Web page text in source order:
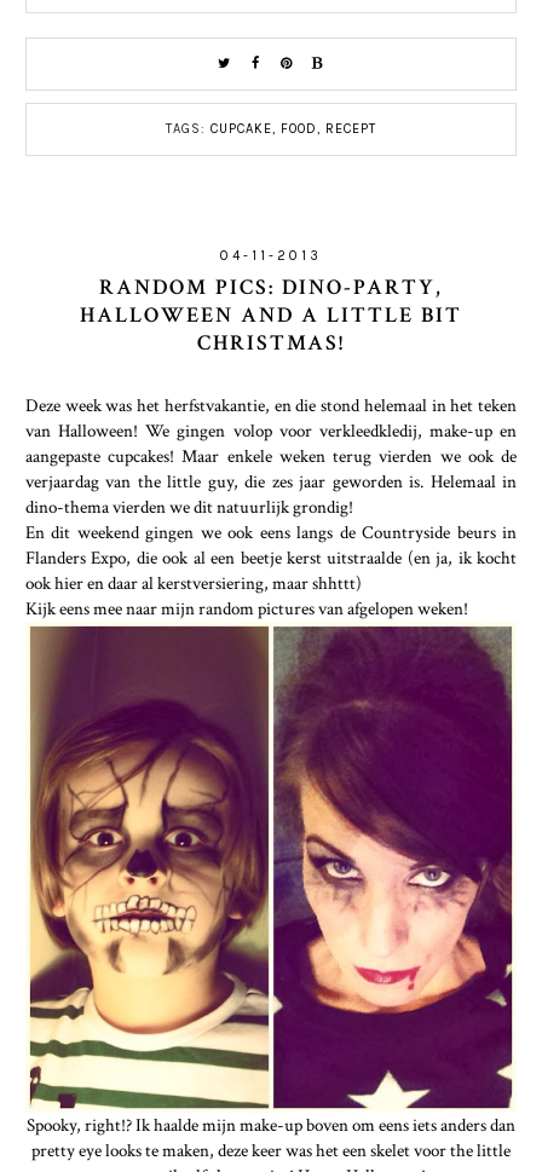
TAGS: CUPCAKE, FOOD, RECEPT
04-11-2013
RANDOM PICS: DINO-PARTY,
HALLOWEEN AND A LITTLE BIT
CHRISTMAS!
Deze week was het herfstvakantie, en die stond helemaal in het teken
van Halloween! We gingen volop voor verkleedkledij, make-up en
aangepaste cupcakes! Maar enkele weken terug vierden we ook de
verjaardag van the little guy, die zes jaar geworden is. Helemaal in
dino-thema vierden we dit natuurlijk grondig!
En dit weekend gingen we ook eens langs de Countryside beurs in
Flanders Expo, die ook al een beetje kerst uitstraalde (en ja, ik kocht
ook hier en daar al kerstversiering, maar shhttt)
Kijk eens mee naar mijn random pictures van afgelopen weken!
Spooky, right!? Ik haalde mijn make-up boven om eens iets anders dan
pretty eye looks te maken, deze keer was het een skelet voor the little